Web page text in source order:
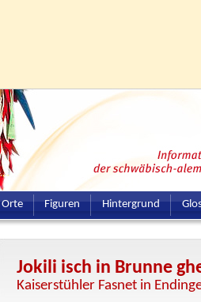
Orte Figuren Hintergrund
Jokili isch in Brunne
Kaiserstühler Fasnet in